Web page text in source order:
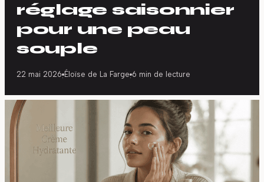
réglage saisonnier
pour une peau
souple
22 mai 2026· Éloïse de La Farge·6 min de lecture